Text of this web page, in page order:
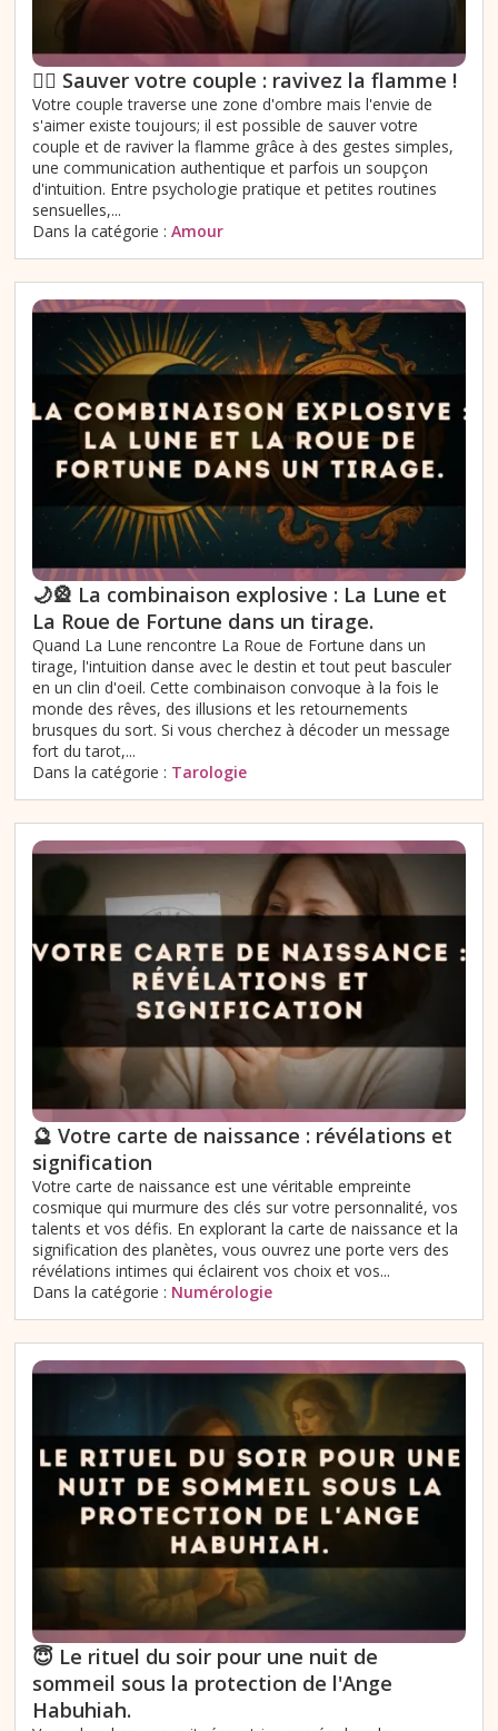
❤️‍🔥 Sauver votre couple : ravivez la flamme !
Votre couple traverse une zone d'ombre mais l'envie de
s'aimer existe toujours; il est possible de sauver votre
couple et de raviver la flamme grâce à des gestes simples,
une communication authentique et parfois un soupçon
d'intuition. Entre psychologie pratique et petites routines
sensuelles,...
Dans la catégorie : Amour
🌙🎡 La combinaison explosive : La Lune et
La Roue de Fortune dans un tirage.
Quand La Lune rencontre La Roue de Fortune dans un
tirage, l'intuition danse avec le destin et tout peut basculer
en un clin d'oeil. Cette combinaison convoque à la fois le
monde des rêves, des illusions et les retournements
brusques du sort. Si vous cherchez à décoder un message
fort du tarot,...
Dans la catégorie : Tarologie
🔮 Votre carte de naissance : révélations et
signification
Votre carte de naissance est une véritable empreinte
cosmique qui murmure des clés sur votre personnalité, vos
talents et vos défis. En explorant la carte de naissance et la
signification des planètes, vous ouvrez une porte vers des
révélations intimes qui éclairent vos choix et vos...
Dans la catégorie : Numérologie
😇 Le rituel du soir pour une nuit de
sommeil sous la protection de l'Ange
Habuhiah.